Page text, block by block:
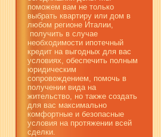
поможем вам не только
выбрать квартиру или дом в
любом регионе Италии,
получить в случае
необходимости ипотечный
кредит на выгодных для вас
условиях, обеспечить полным
юридическим
сопровождением, помочь в
получении вида на
жительство, но также создать
для вас максимально
комфортные и безопасные
условия на протяжении всей
сделки.